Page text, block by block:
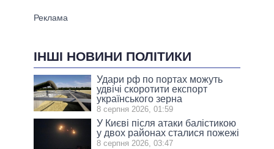
ІНШІ НОВИНИ ПОЛІТИКИ
Удари рф по портах можуть
удвічі скоротити експорт
українського зерна
8 серпня 2026, 01:59
У Києві після атаки балістикою
у двох районах сталися пожежі
8 серпня 2026, 03:47